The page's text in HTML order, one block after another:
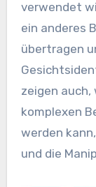
verwendet
ein anderes
übertragen
zeigen auch,
komplexen
werden
und die